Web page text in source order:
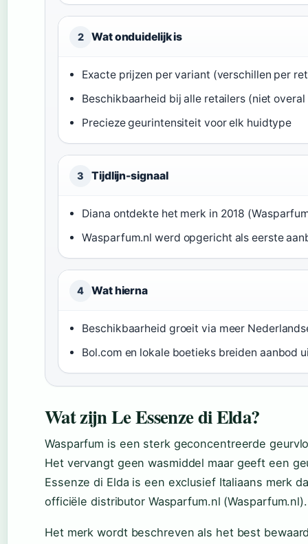
2 Wat onduidelijk is
Exacte prijzen per variant (verschillen per
Beschikbaarheid bij alle retailers (niet
Precieze geurintensiteit voor elk huidtype
3 Tijdlijn-signaal
Diana ontdekte het merk in 2018
Wasparfum.nl werd opgericht als eerste
4 Wat hierna
Beschikbaarheid groeit via meer
Bol.com en lokale boetieks breiden aanbod
Wat zijn Le Essenze di Elda?
Wasparfum is een sterk geconcentreerde
Het vervangt geen wasmiddel maar geeft een
Essenze di Elda is een exclusief Italiaans merk
officiële distributor Wasparfum.nl (Wasparfum.nl).
Het merk wordt beschreven als het best